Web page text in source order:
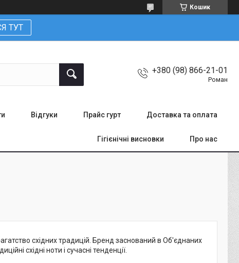
Кошик
ТУТ
+380 (98) 866-21-01
Роман
Відгуки Прайс гурт Доставка та оплата
Гігієнічні висновки Про нас
східних традицій. Бренд заснований в Об'єднаних
східні ноти і сучасні тенденції.